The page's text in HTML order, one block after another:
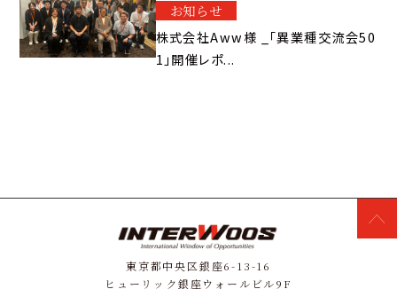
お知らせ
株式会社Aww様 _「異業種交流会50
1」開催レポ...
東京都中央区銀座6-13-16
ヒューリック銀座ウォールビル9F